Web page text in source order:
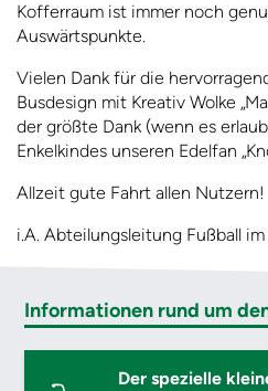
Kofferraum ist immer noch
Auswärtspunkte.
Vielen Dank für die
Busdesign mit Kreativ Wolke
der größte Dank (wenn es
Enkelkindes unseren Edelfan
Allzeit gute Fahrt allen Nutzern!
i.A. Abteilungsleitung Fußball
Informationen rund um
Der spezielle